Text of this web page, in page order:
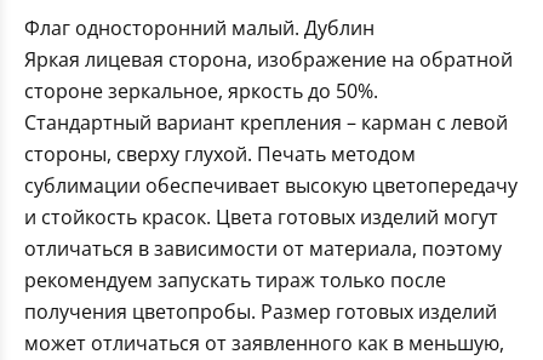
Флаг односторонний малый. Дублин
Яркая лицевая сторона, изображение на обратной
стороне зеркальное, яркость до 50%.
Стандартный вариант крепления – карман с левой
стороны, сверху глухой. Печать методом
сублимации обеспечивает высокую цветопередачу
и стойкость красок. Цвета готовых изделий могут
отличаться в зависимости от материала, поэтому
рекомендуем запускать тираж только после
получения цветопробы. Размер готовых изделий
может отличаться от заявленного как в меньшую,